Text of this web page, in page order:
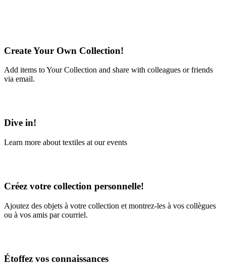
Create Your Own Collection!
Add items to Your Collection and share with colleagues or friends
via email.
Dive in!
Learn more about textiles at our events
Créez votre collection personnelle!
Ajoutez des objets à votre collection et montrez-les à vos collègues
ou à vos amis par courriel.
Étoffez vos connaissances